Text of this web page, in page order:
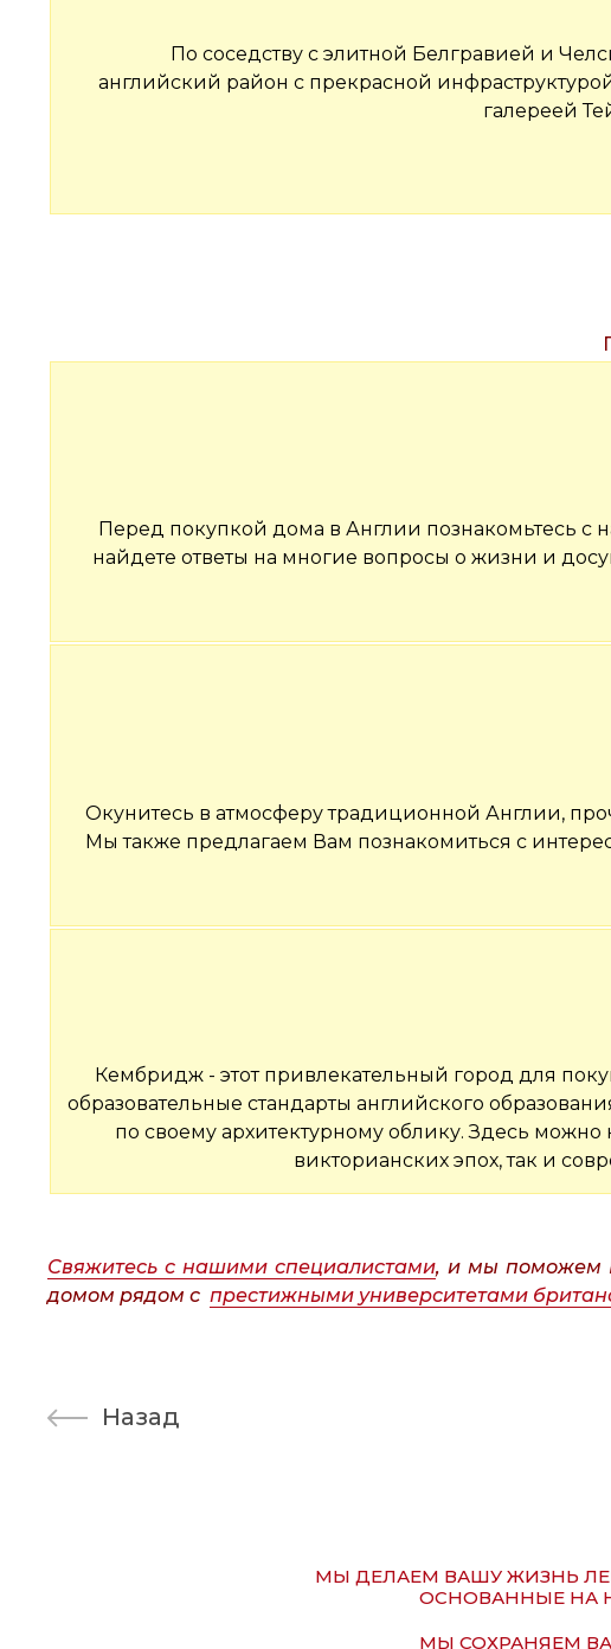
По соседству с элитной Белгравией и
английский район с прекрасной
галереей
Перед покупкой дома в Англии познакомьтесь с
найдете ответы на многие вопросы о жизни и
Окунитесь в атмосферу традиционной Англии,
Мы также предлагаем Вам познакомиться с
Кембридж - этот привлекательный город для
образовательные стандарты английского
по своему архитектурному облику. Здесь
викторианских эпох, так и
Свяжитесь с нашими специалистами, и мы поможем
домом рядом с престижными университетами
Назад
МЫ ДЕЛАЕМ ВАШУ ЖИЗНЬ
ОСНОВАННЫЕ НА
МЫ СОХРАНЯЕМ